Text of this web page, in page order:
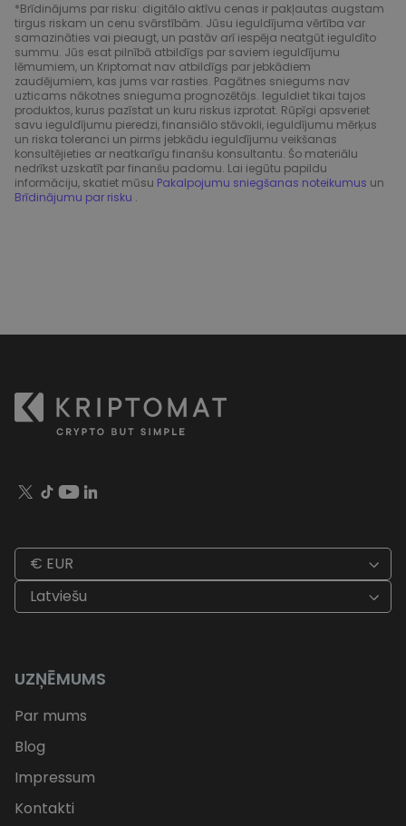
*Brīdinājums par risku: digitālo aktīvu cenas ir pakļautas augstam
tirgus riskam un cenu svārstībām. Jūsu ieguldījuma vērtība var
samazināties vai pieaugt, un pastāv arī iespēja neatgūt ieguldīto
summu. Jūs esat pilnībā atbildīgs par saviem ieguldījumu
lēmumiem, un Kriptomat nav atbildīgs par jebkādiem
zaudējumiem, kas jums var rasties. Pagātnes sniegums nav
uzticams nākotnes snieguma prognozētājs. Ieguldiet tikai tajos
produktos, kurus pazīstat un kuru riskus izprotat. Rūpīgi apsveriet
savu ieguldījumu pieredzi, finansiālo stāvokli, ieguldījumu mērķus
un riska toleranci un pirms jebkādu ieguldījumu veikšanas
konsultējieties ar neatkarīgu finanšu konsultantu. Šo materiālu
nedrīkst uzskatīt par finanšu padomu. Lai iegūtu papildu
informāciju, skatiet mūsu Pakalpojumu sniegšanas noteikumus un
Brīdinājumu par risku .
€ EUR
Latviešu
UZŅĒMUMS
Par mums
Blog
Impressum
Kontakti